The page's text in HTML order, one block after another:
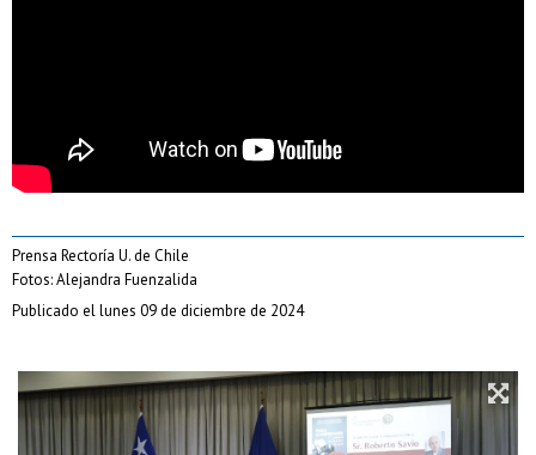
Prensa Rectoría U. de Chile
Fotos: Alejandra Fuenzalida
Publicado el lunes 09 de diciembre de 2024